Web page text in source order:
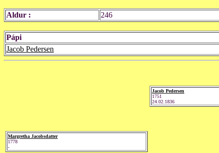
Aldur : 246
Pápi
Jacob Pedersen
Margretha Jacobsdatter
1778
-
Jacob Pedersen
1751
24.02.1836